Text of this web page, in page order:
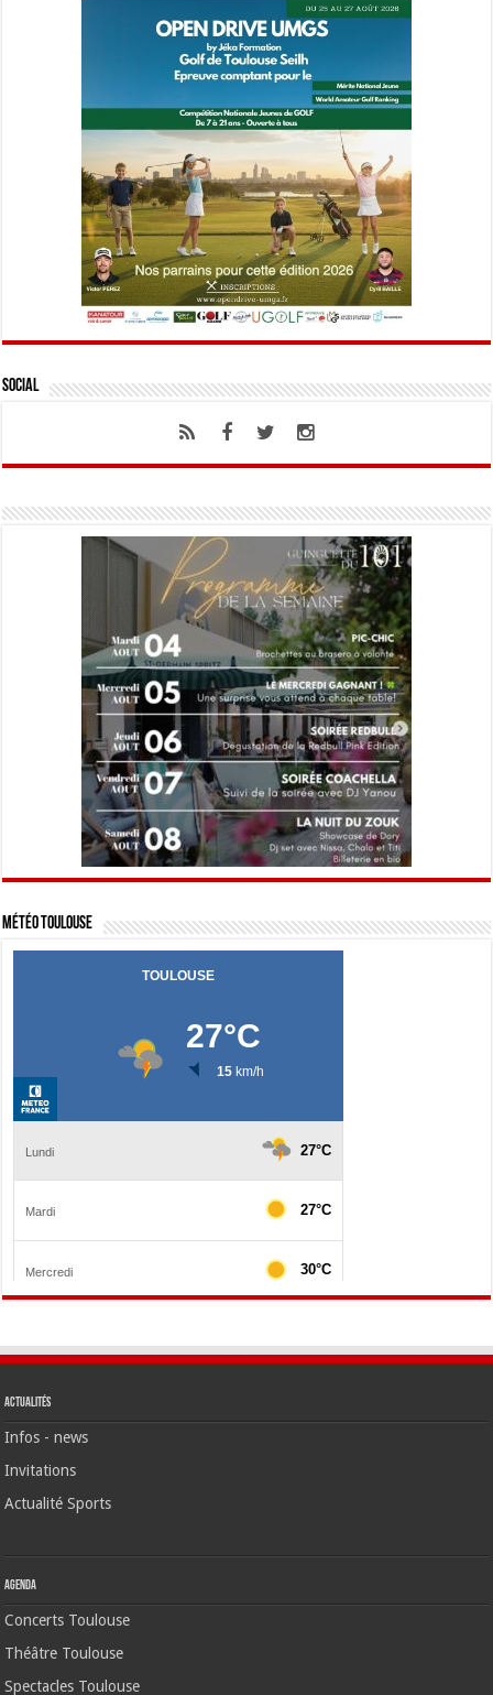
Social
Météo Toulouse
Actualités
Infos - news
Invitations
Actualité Sports
Agenda
Concerts Toulouse
Théâtre Toulouse
Spectacles Toulouse